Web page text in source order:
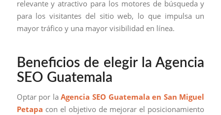
relevante y atractivo para los motores de búsqueda y
para los visitantes del sitio web, lo que impulsa un
mayor tráfico y una mayor visibilidad en línea.
Beneficios de elegir la Agencia
SEO Guatemala
Optar por laAgencia SEO Guatemala en San Miguel
Petapa con el objetivo de mejorar el posicionamiento